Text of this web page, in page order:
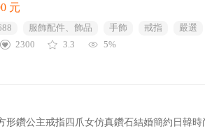
元
服飾配件、飾品 手飾 戒指
嚴選
2300
3.3 5%
形鑽公主戒指四爪女仿真鑽石結婚簡約日韓